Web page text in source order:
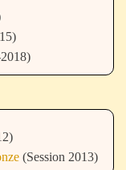
(Session 2013)